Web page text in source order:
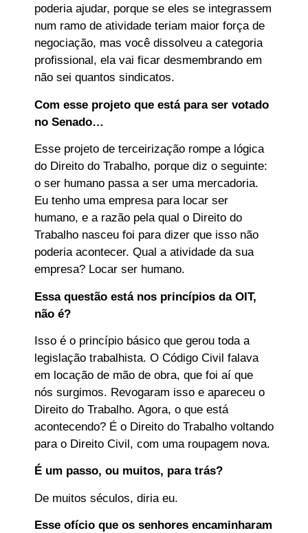
poderia ajudar, porque se eles se integrassem
num ramo de atividade teriam maior força de
negociação, mas você dissolveu a categoria
profissional, ela vai ficar desmembrando em
não sei quantos sindicatos.
Com esse projeto que está para ser votado
no Senado…
Esse projeto de terceirização rompe a lógica
do Direito do Trabalho, porque diz o seguinte:
o ser humano passa a ser uma mercadoria.
Eu tenho uma empresa para locar ser
humano, e a razão pela qual o Direito do
Trabalho nasceu foi para dizer que isso não
poderia acontecer. Qual a atividade da sua
empresa? Locar ser humano.
Essa questão está nos princípios da OIT,
não é?
Isso é o princípio básico que gerou toda a
legislação trabalhista. O Código Civil falava
em locação de mão de obra, que foi aí que
nós surgimos. Revogaram isso e apareceu o
Direito do Trabalho. Agora, o que está
acontecendo? É o Direito do Trabalho voltando
para o Direito Civil, com uma roupagem nova.
É um passo, ou muitos, para trás?
De muitos séculos, diria eu.
Esse ofício que os senhores encaminharam